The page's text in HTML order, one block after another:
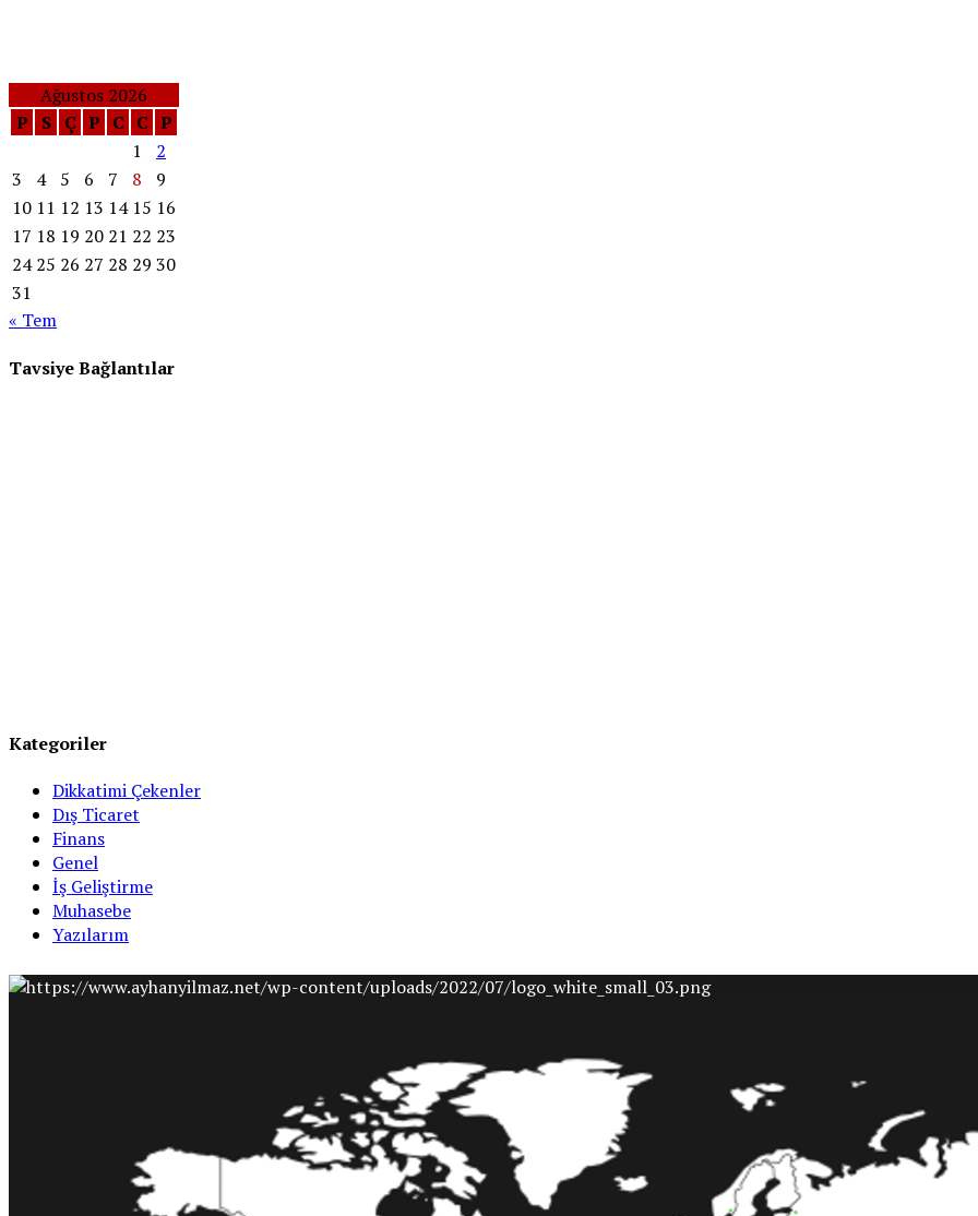
Ağustos 2026
P
S Ç P C C P
1
2
3
4 5 6 7 8
9
10 11 12 13 14 15 16
17 18 19 20 21 22 23
24 25 26 27 28 29 30
31
« Tem
Tavsiye Bağlantılar
Kategoriler
Dikkatimi Çekenler
Dış Ticaret
Finans
Genel
İş Geliştirme
Muhasebe
Yazılarım